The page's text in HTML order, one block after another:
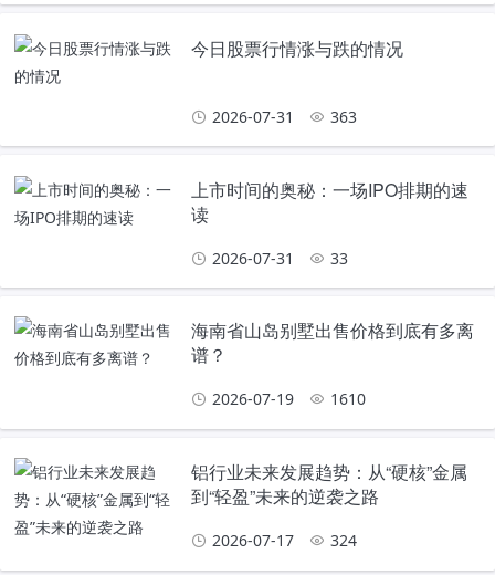
今日股票行情涨与跌的情况
2026-07-31 363
上市时间的奥秘：一场IPO排期的速
读
2026-07-31 33
海南省山岛别墅出售价格到底有多离
谱？
2026-07-19 1610
铝行业未来发展趋势：从“硬核”金属
到“轻盈”未来的逆袭之路
2026-07-17 324